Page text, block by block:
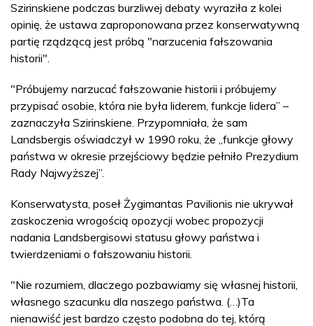
Szirinskiene podczas burzliwej debaty wyraziła z kolei
opinię, że ustawa zaproponowana przez konserwatywną
partię rządzącą jest próbą "narzucenia fałszowania
historii".
"Próbujemy narzucać fałszowanie historii i próbujemy
przypisać osobie, która nie była liderem, funkcje lidera” –
zaznaczyła Szirinskiene. Przypomniała, że sam
Landsbergis oświadczył w 1990 roku, że „funkcje głowy
państwa w okresie przejściowy będzie pełniło Prezydium
Rady Najwyższej”.
Konserwatysta, poseł Żygimantas Pavilionis nie ukrywał
zaskoczenia wrogością opozycji wobec propozycji
nadania Landsbergisowi statusu głowy państwa i
twierdzeniami o fałszowaniu historii.
"Nie rozumiem, dlaczego pozbawiamy się własnej historii,
własnego szacunku dla naszego państwa. (…)Ta
nienawiść jest bardzo często podobna do tej, którą